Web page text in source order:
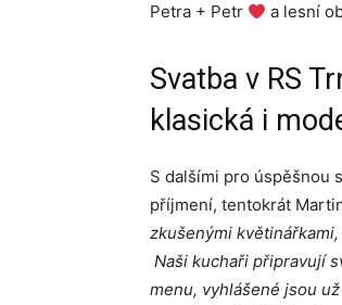
Petra + Petr a lesní
Svatba v RS
klasická i
S dalšími pro úspěšnou
příjmení, tentokrát
zkušenými
Naši kuchaři připravují
menu, vyhlášené jsou